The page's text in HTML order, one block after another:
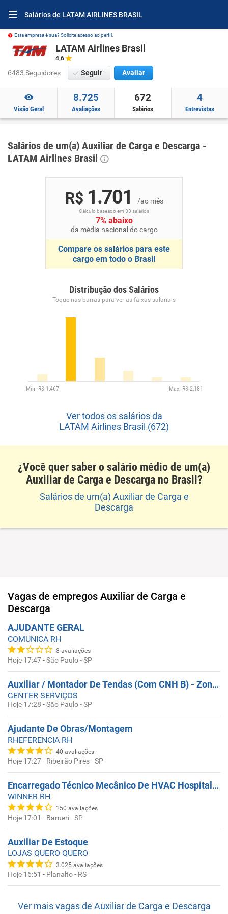
Salários de LATAM AIRLINES BRASIL
Esta empresa é sua? Solicite acesso ao perfil.
LATAM Airlines Brasil
4,6
6483 Seguidores Seguir Avaliar
Visão Geral
8.725
Avaliações
672
Salários
4
Entrevistas
Salários de um(a) Auxiliar de Carga e Descarga -
LATAM Airlines Brasil
R$ 1.701 /ao mês
Cálculo baseado em 33 salários
7% abaixo
da média nacional do cargo
Compare os salários para este
cargo em todo o Brasil
Distribução dos Salários
Toque nas barras para ver as faixas salariais
Ver todos os salários da
LATAM Airlines Brasil (672)
¿Você quer saber o salário médio de um(a)
Auxiliar de Carga e Descarga no Brasil?
Salários de um(a) Auxiliar de Carga e
Descarga
Vagas de empregos Auxiliar de Carga e
Descarga
AJUDANTE GERAL
COMUNICA RH
8 avaliações
Hoje 17:47-São Paulo - SP
Auxiliar / Montador De Tendas (Com CNH B) - Zona Norte | São Paulo/SP
GENTER SERVIÇOS
Hoje 17:28 -São Paulo - SP
Ajudante De Obras/Montagem
RHEFERENCIA RH
40 avaliações
Hoje 17:27- Ribeirão Pires - SP
Encarregado Técnico Mecânico De HVAC Hospitalar
WINNER RH
150 avaliações
Hoje 17:01 - Barueri - SP
Auxiliar De Estoque
LOJAS QUERO QUERO
3.025 avaliações
Hoje 16:51 - Planalto - RS
Ver mais vagas de Auxiliar de Carga e Descarga